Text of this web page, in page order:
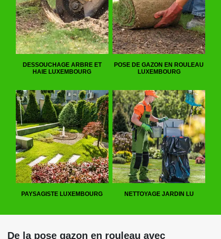
DESSOUCHAGE ARBRE ET
HAIE LUXEMBOURG
POSE DE GAZON EN ROULEAU
LUXEMBOURG
PAYSAGISTE LUXEMBOURG NETTOYAGE JARDIN LU
De la pose gazon en rouleau avec